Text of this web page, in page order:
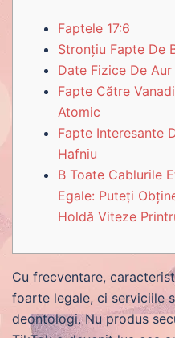
Faptele 17:6
Stronțiu Fapte De
Date Fizice De Aur
Fapte Către
Atomic
Fapte Interesante
Hafniu
B Toate Cablurile
Egale: Puteți
Holdă Viteze
Cu frecventare,
foarte legale, ci serviciile
deontologi. Nu produs